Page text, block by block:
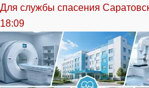
Для службы спасения
18:09